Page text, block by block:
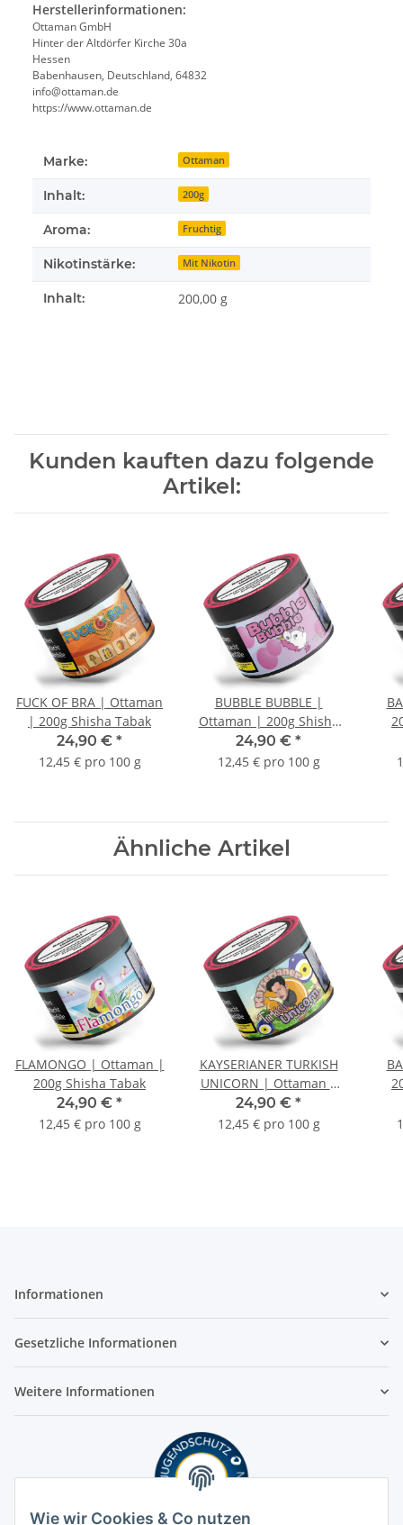
Herstellerinformationen:
Ottaman GmbH
Hinter der Altdörfer Kirche 30a
Hessen
Babenhausen, Deutschland, 64832
info@ottaman.de
https://www.ottaman.de
Marke: Ottaman
Inhalt: 200g
Aroma: Fruchtig
Nikotinstärke: Mit Nikotin
Inhalt: 200,00 g
Kunden kauften dazu folgende
Artikel:
FUCK OF BRA | Ottaman
| 200g Shisha Tabak
24,90 € *
12,45 € pro 100 g
BUBBLE BUBBLE |
Ottaman | 200g Shisha
Tabak
24,90 € *
12,45 € pro 100 g
Ähnliche Artikel
FLAMONGO | Ottaman |
200g Shisha Tabak
24,90 € *
12,45 € pro 100 g
KAYSERIANER TURKISH
UNICORN | Ottaman |
200g Shisha Tabak
24,90 € *
12,45 € pro 100 g
Informationen
Gesetzliche Informationen
Weitere Informationen
Wie wir Cookies & Co nutzen